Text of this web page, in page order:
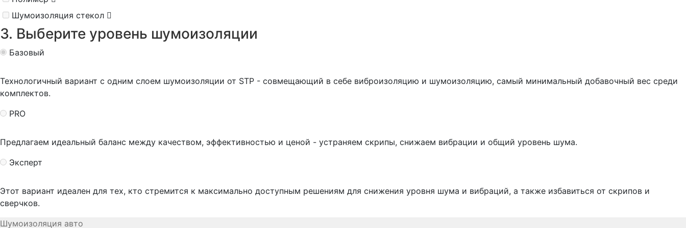
Шумоизоляция стекол
3. Выберите уровень шумоизоляции
Базовый
Технологичный вариант с одним слоем шумоизоляции от STP - совмещающий в себе виброизоляцию и шумоизоляцию, самый минимальный добавочный вес среди
комплектов.
PRO
Предлагаем идеальный баланс между качеством, эффективностью и ценой - устраняем скрипы, снижаем вибрации и общий уровень шума.
Эксперт
Этот вариант идеален для тех, кто стремится к максимально доступным решениям для снижения уровня шума и вибраций, а также избавиться от скрипов и
сверчков.
Шумоизоляция авто